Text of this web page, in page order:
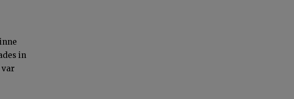
in